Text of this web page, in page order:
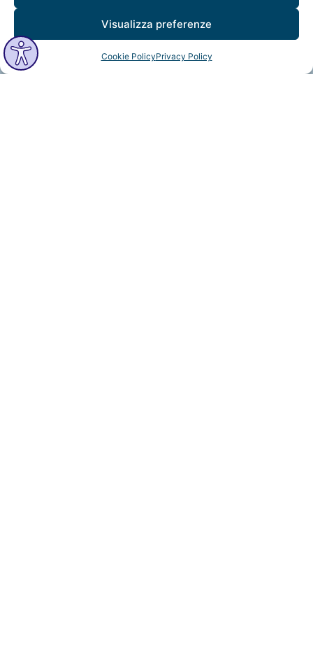
Visualizza preferenze
Cookie PolicyPrivacy Policy